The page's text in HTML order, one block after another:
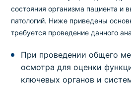
состояния организма пациента и
патологий. Ниже приведены
требуется проведение данного
При проведении общего
осмотра для оценки
ключевых органов и